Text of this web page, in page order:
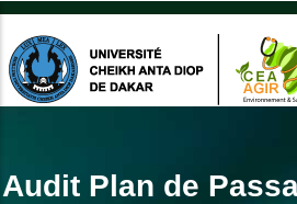
Aller
contenu
principal
Audit Plan de